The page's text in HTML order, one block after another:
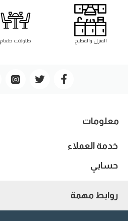
المنزل والمطبخ
طاوﻻت طعام
معلومات
خدمة العملاء
حسابي
روابط مهمة